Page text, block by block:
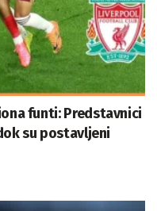
funti: Predstavnici
su postavljeni